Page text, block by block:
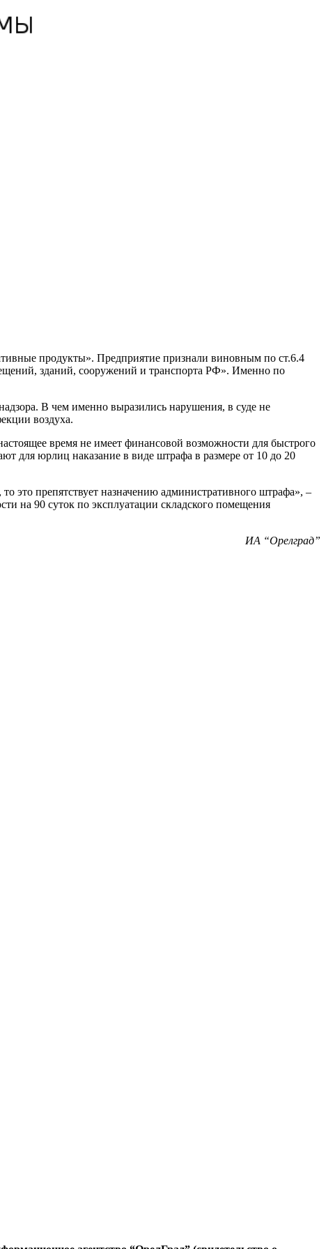
продукты». Предприятие признали виновным по ст.6.4
зданий, сооружений и транспорта РФ». Именно по
В чем именно выразились нарушения, в суде не
воздуха.
время не имеет финансовой возможности для быстрого
для юрлиц наказание в виде штрафа в размере от 10 до 20
это препятствует назначению административного штрафа», –
на 90 суток по эксплуатации складского помещения
ИА “Орелград”